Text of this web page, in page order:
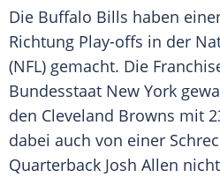
Die Buffalo Bills haben
Richtung Play-offs in der
(NFL) gemacht. Die
Bundesstaat New York
den Cleveland Browns mit
dabei auch von einer
Quarterback Josh Allen